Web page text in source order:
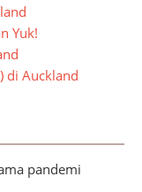
Yuk!
di Auckland
pandemi